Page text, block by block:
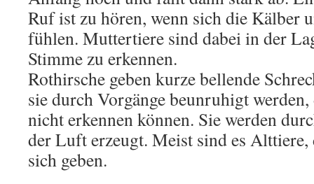
Ruf ist zu hören, wenn sich die Kälber
fühlen. Muttertiere sind dabei in der
Stimme zu erkennen.
Rothirsche geben kurze bellende
sie durch Vorgänge beunruhigt werden,
nicht erkennen können. Sie werden
der Luft erzeugt. Meist sind es Alttiere,
sich geben.